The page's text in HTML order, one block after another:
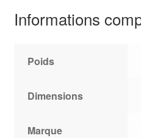
Informations
Poids
Dimensions
Marque